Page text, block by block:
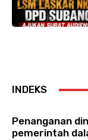
INDEKS
Penanganan
pemerintah